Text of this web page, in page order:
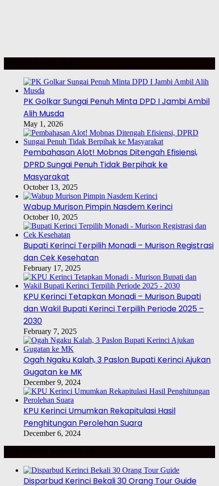
PK Golkar Sungai Penuh Minta DPD I Jambi Ambil
Alih Musda
May 1, 2026
Pembahasan Alot! Mobnas Ditengah Efisiensi,
DPRD Sungai Penuh Tidak Berpihak ke
Masyarakat
October 13, 2025
Wabup Murison Pimpin Nasdem Kerinci
October 10, 2025
Bupati Kerinci Terpilih Monadi – Murison Registrasi
dan Cek Kesehatan
February 17, 2025
KPU Kerinci Tetapkan Monadi – Murison Bupati
dan Wakil Bupati Kerinci Terpilih Periode 2025 –
2030
February 7, 2025
Ogah Ngaku Kalah, 3 Paslon Bupati Kerinci Ajukan
Gugatan ke MK
December 9, 2024
KPU Kerinci Umumkan Rekapitulasi Hasil
Penghitungan Perolehan Suara
December 6, 2024
Disparbud Kerinci Bekali 30 Orang Tour Guide